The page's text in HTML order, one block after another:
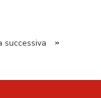
successiva »